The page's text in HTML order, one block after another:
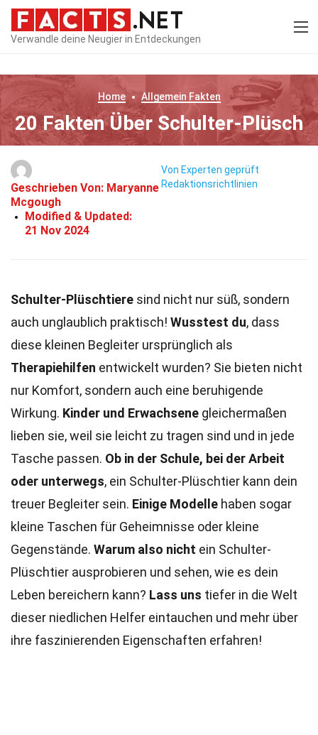
Verwandle deine Neugier in Entdeckungen
Home Allgemein Fakten
20 Fakten Über Schulter-Plüsch
Geschrieben Von: Maryanne
Mcgough
Modified & Updated:
21 Nov 2024
Von Experten geprüft
Redaktionsrichtlinien
Schulter-Plüschtiere sind nicht nur süß, sondern
auch unglaublich praktisch! Wusstest du, dass
diese kleinen Begleiter ursprünglich als
Therapiehilfen entwickelt wurden? Sie bieten nicht
nur Komfort, sondern auch eine beruhigende
Wirkung. Kinder und Erwachsene gleichermaßen
lieben sie, weil sie leicht zu tragen sind und in jede
Tasche passen. Ob in der Schule, bei der Arbeit
oder unterwegs, ein Schulter-Plüschtier kann dein
treuer Begleiter sein. Einige Modelle haben sogar
kleine Taschen für Geheimnisse oder kleine
Gegenstände. Warum also nicht ein Schulter-
Plüschtier ausprobieren und sehen, wie es dein
Leben bereichern kann? Lass uns tiefer in die Welt
dieser niedlichen Helfer eintauchen und mehr über
ihre faszinierenden Eigenschaften erfahren!